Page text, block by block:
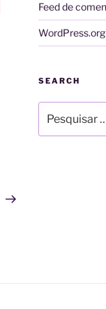
post
Feed de
WordPress.org
SEARCH
por: